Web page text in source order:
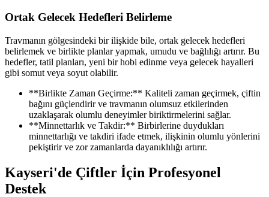
Ortak Gelecek Hedefleri Belirleme
Travmanın gölgesindeki bir ilişkide bile, ortak gelecek hedefleri
belirlemek ve birlikte planlar yapmak, umudu ve bağlılığı artırır. Bu
hedefler, tatil planları, yeni bir hobi edinme veya gelecek hayalleri
gibi somut veya soyut olabilir.
**Birlikte Zaman Geçirme:** Kaliteli zaman geçirmek, çiftin
bağını güçlendirir ve travmanın olumsuz etkilerinden
uzaklaşarak olumlu deneyimler biriktirmelerini sağlar.
**Minnettarlık ve Takdir:** Birbirlerine duydukları
minnettarlığı ve takdiri ifade etmek, ilişkinin olumlu yönlerini
pekiştirir ve zor zamanlarda dayanıklılığı artırır.
Kayseri'de Çiftler İçin Profesyonel
Destek